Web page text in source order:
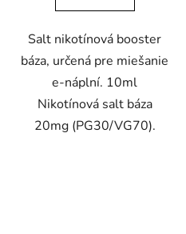
Salt nikotínová booster
báza, určená pre miešanie
e-náplní. 10ml
Nikotínová salt báza
20mg (PG30/VG70).